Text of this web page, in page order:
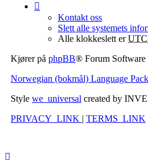
Kontakt oss
Slett alle systemets
Alle klokkeslett er
Kjører på phpBB® Forum
Norwegian (bokmål) Language Pack
Style we_universal created by
PRIVACY_LINK | TERMS_LINK